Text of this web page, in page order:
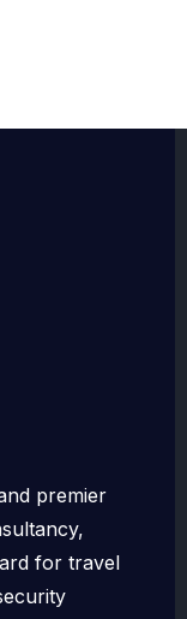
premier
for travel